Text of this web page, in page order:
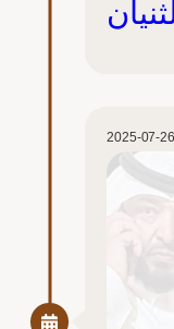
2025-07-26